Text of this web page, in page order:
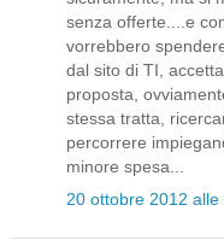
senza offerte....e
vorrebbero
dal sito di TI,
proposta,
stessa tratta,
percorrere
minore spesa...
20 ottobre 2012 alle